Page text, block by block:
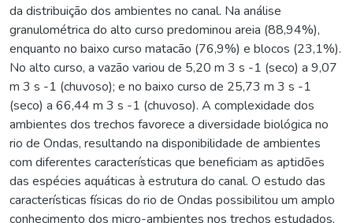
da distribuição dos ambientes no canal. Na análise
granulométrica do alto curso predominou areia (88,94%),
enquanto no baixo curso matacão (76,9%) e blocos (23,1%).
No alto curso, a vazão variou de 5,20 m 3 s -1 (seco) a 9,07
m 3 s -1 (chuvoso); e no baixo curso de 25,73 m 3 s -1
(seco) a 66,44 m 3 s -1 (chuvoso). A complexidade dos
ambientes dos trechos favorece a diversidade biológica no
rio de Ondas, resultando na disponibilidade de ambientes
com diferentes características que beneficiam as aptidões
das espécies aquáticas à estrutura do canal. O estudo das
características físicas do rio de Ondas possibilitou um amplo
conhecimento dos micro-ambientes nos trechos estudados,